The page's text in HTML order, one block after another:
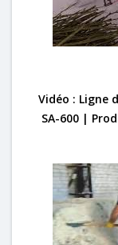
Vidéo : Ligne
SA-600 |